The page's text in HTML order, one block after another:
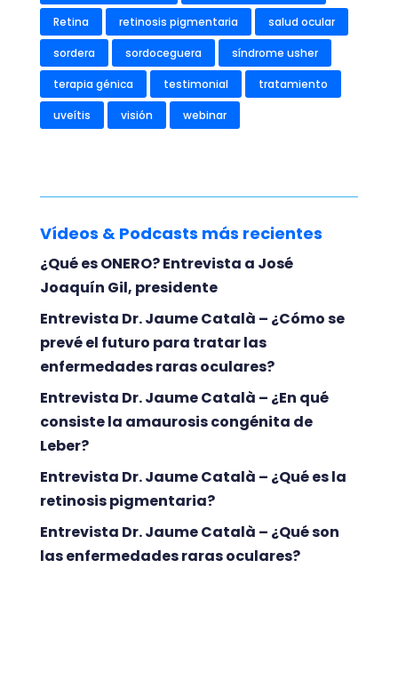
Retina retinosis pigmentaria salud ocular
sordera sordoceguera síndrome usher
terapia génica testimonial tratamiento
uveítis visión webinar
Vídeos & Podcasts más recientes
¿Qué es ONERO? Entrevista a José
Joaquín Gil, presidente
Entrevista Dr. Jaume Català – ¿Cómo se
prevé el futuro para tratar las
enfermedades raras oculares?
Entrevista Dr. Jaume Català – ¿En qué
consiste la amaurosis congénita de
Leber?
Entrevista Dr. Jaume Català – ¿Qué es la
retinosis pigmentaria?
Entrevista Dr. Jaume Català – ¿Qué son
las enfermedades raras oculares?